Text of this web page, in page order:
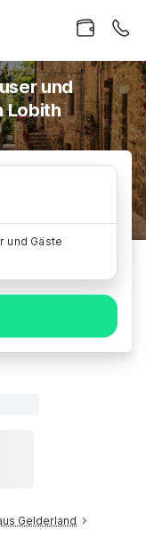
und
Lobith
und Gäste
Gelderland